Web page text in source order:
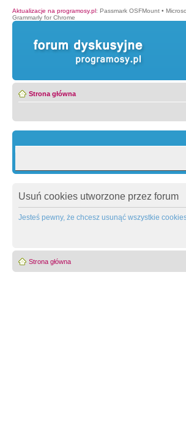
Aktualizacje na programosy.pl: Passmark OSFMount •
Grammarly for Chrome
Strona główna
Usuń cookies utworzone przez forum
Jesteś pewny, że chcesz usunąć wszystkie
Strona główna